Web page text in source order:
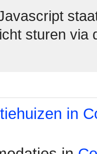
sturen via
in